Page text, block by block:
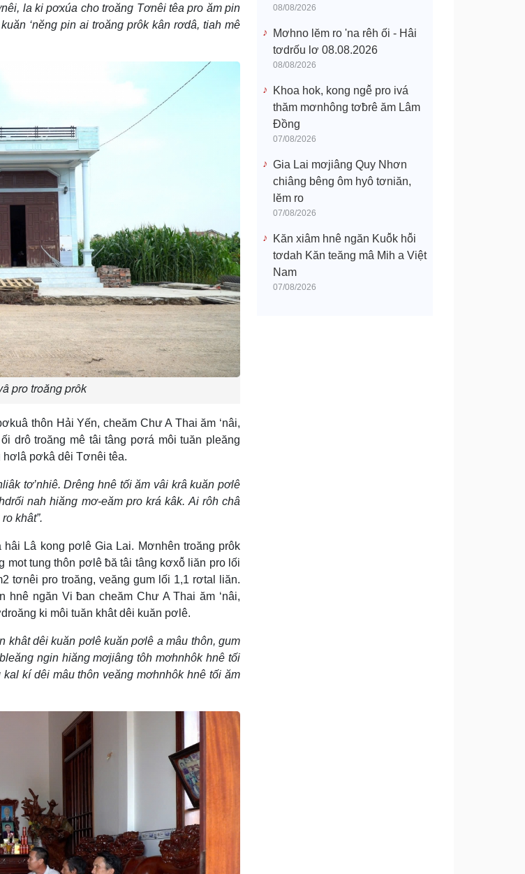
la ki pơxúa cho troăng Tơnêi têa pro ăm pin
‘nĕng pin ai troăng prôk kân rơdâ, tiah mê
pro troăng prôk
thôn Hải Yến, cheăm Chư A Thai ăm ‘nâi,
drô troăng mê tâi tâng pơrá môi tuăn pleăng
hơlâ pơkâ dêi Tơnêi têa.
tơ’nhiê. Drêng hnê tối ăm vâi krâ kuăn pơlê
nah hiăng mơ-eăm pro krá kâk. Ai rôh châ
khât”.
Lâ kong pơlê Gia Lai. Mơnhên troăng prôk
mot tung thôn pơlê ƀă tâi tâng kơxô̆ liăn pro lối
tơnêi pro troăng, veăng gum lối 1,1 rơtal liăn.
ngăn Vi ƀan cheăm Chư A Thai ăm ‘nâi,
ki môi tuăn khât dêi kuăn pơlê.
khât dêi kuăn pơlê kuăn pơlê a mâu thôn, gum
ngin hiăng mơjiâng tôh mơhnhôk hnê tối
kí dêi mâu thôn veăng mơhnhôk hnê tối ăm
08/08/2026
Mơhno lĕm ro 'na rêh ối - Hâi
tơdrốu lơ 08.08.2026
08/08/2026
Khoa hok, kong ngê̆ pro ivá
thăm mơnhông tơƀrê ăm Lâm
Đồng
07/08/2026
Gia Lai mơjiâng Quy Nhơn
chiâng bêng ôm hyô tơniăn,
lĕm ro
07/08/2026
Kăn xiâm hnê ngăn Kuô̆k hô̆i
tơdah Kăn teăng mâ Mih a Việt
Nam
07/08/2026